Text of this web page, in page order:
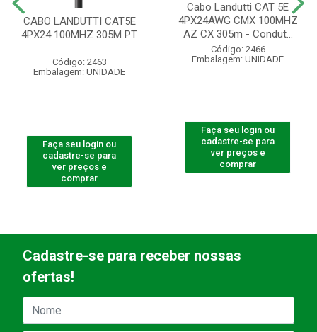
CABO LANDUTTI CAT5E
4PX24 100MHZ 305M PT
Código: 2463
Embalagem: UNIDADE
Faça seu login ou
cadastre-se para
ver preços e
comprar
Cabo Landutti CAT 5E
4PX24AWG CMX 100MHZ
AZ CX 305m - Condut...
Código: 2466
Embalagem: UNIDADE
Faça seu login ou
cadastre-se para
ver preços e
comprar
Cadastre-se para receber nossas
ofertas!